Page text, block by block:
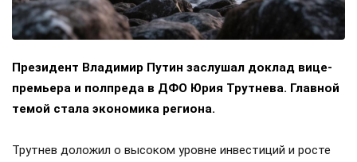
Президент Владимир Путин заслушал доклад вице-
премьера и полпреда в ДФО Юрия Трутнева. Главной
темой стала экономика региона.
Трутнев доложил о высоком уровне инвестиций и росте